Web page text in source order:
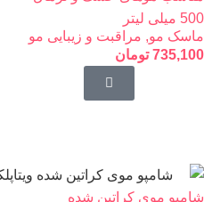
500 میلی لیتر
ماسک مو, مراقبت و زیبایی مو
735,100 تومان
شامپو موی کراتین شده